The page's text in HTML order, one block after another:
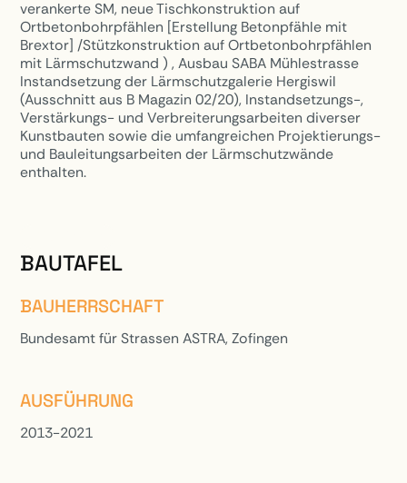
verankerte SM, neue Tischkonstruktion auf
Ortbetonbohrpfählen [Erstellung Betonpfähle mit
Brextor] /Stützkonstruktion auf Ortbetonbohrpfählen
mit Lärmschutzwand ) , Ausbau SABA Mühlestrasse
Instandsetzung der Lärmschutzgalerie Hergiswil
(Ausschnitt aus B Magazin 02/20), Instandsetzungs-,
Verstärkungs- und Verbreiterungsarbeiten diverser
Kunstbauten sowie die umfangreichen Projektierungs-
und Bauleitungsarbeiten der Lärmschutzwände
enthalten.
BAUTAFEL
BAUHERRSCHAFT
Bundesamt für Strassen ASTRA, Zofingen
AUSFÜHRUNG
2013-2021